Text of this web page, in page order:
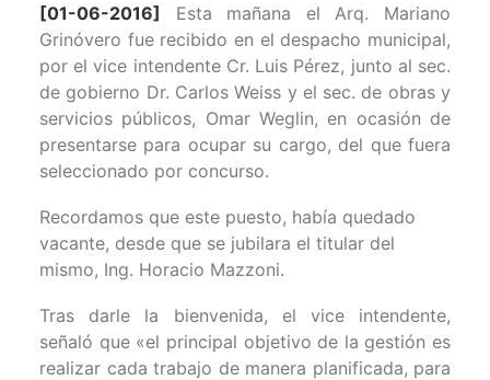
[01-06-2016] Esta mañana el Arq. Mariano
Grinóvero fue recibido en el despacho municipal,
por el vice intendente Cr. Luis Pérez, junto al sec.
de gobierno Dr. Carlos Weiss y el sec. de obras y
servicios públicos, Omar Weglin, en ocasión de
presentarse para ocupar su cargo, del que fuera
seleccionado por concurso.
Recordamos que este puesto, había quedado
vacante, desde que se jubilara el titular del
mismo, Ing. Horacio Mazzoni.
Tras darle la bienvenida, el vice intendente,
señaló que «el principal objetivo de la gestión es
realizar cada trabajo de manera planificada, para